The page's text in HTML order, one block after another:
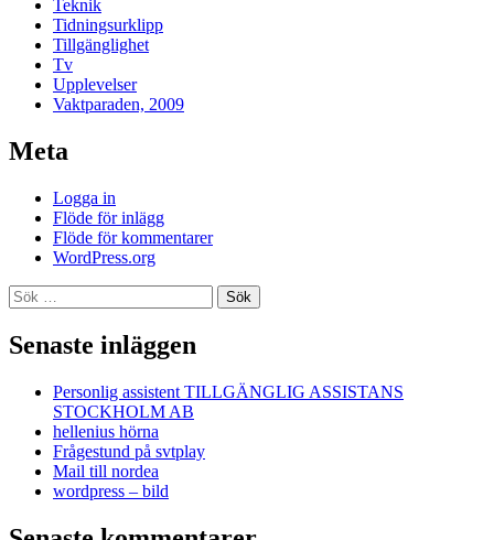
Teknik
Tidningsurklipp
Tillgänglighet
Tv
Upplevelser
Vaktparaden, 2009
Meta
Logga in
Flöde för inlägg
Flöde för kommentarer
WordPress.org
Sök
efter:
Senaste inläggen
Personlig assistent TILLGÄNGLIG ASSISTANS
STOCKHOLM AB
hellenius hörna
Frågestund på svtplay
Mail till nordea
wordpress – bild